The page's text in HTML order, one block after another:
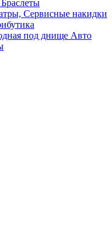
Сервисные накидки
под днище Авто